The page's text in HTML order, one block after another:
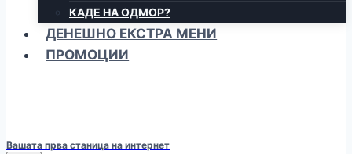
КАДЕ НА ОДМОР?
ДЕНЕШНО ЕКСТРА МЕНИ
ПРОМОЦИИ
Вашата прва станица на интернет